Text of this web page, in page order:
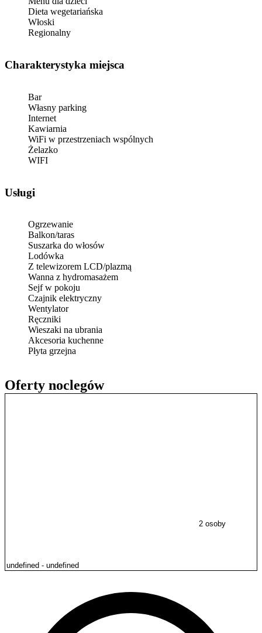
Oferty noclegów
2 osoby
Dieta wegetariańska
Włoski
Regionalny
Charakterystyka miejsca
Bar
Własny parking
Internet
Kawiarnia
WiFi w przestrzeniach wspólnych
Żelazko
WIFI
Usługi
Ogrzewanie
Balkon/taras
Suszarka do włosów
Lodówka
Z telewizorem LCD/plazmą
Wanna z hydromasażem
Sejf w pokoju
Czajnik elektryczny
Wentylator
Ręczniki
Wieszaki na ubrania
Akcesoria kuchenne
Płyta grzejna